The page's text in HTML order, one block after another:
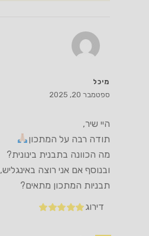
מיכל
ספטמבר 20, 2025
היי שיר,
תודה רבה על המתכון
מה הכוונה בתבנית בינונית?
ובנוסף אם אני רוצה
תבניות המתכון מתאים?
דירוג